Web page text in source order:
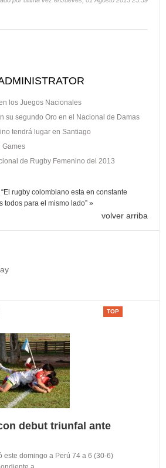
los Juegos Nacionales
su segundo Oro en el Nacional de Damas
tendrá lugar en Santiago
Games
de Rugby Femenino del 2013
rugby colombiano esta en constante
todos para el mismo lado” »
volver arriba
debut triunfal ante
este domingo a Perú 74 a 6 (30-6)